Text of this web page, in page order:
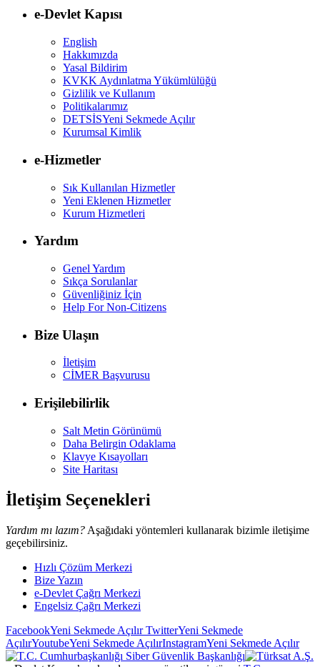
e-Devlet Kapısı
English
Hakkımızda
Yasal Bildirim
KVKK Aydınlatma Yükümlülüğü
Gizlilik ve Kullanım
Politikalarımız
DETSİSYeni Sekmede Açılır
Kurumsal Kimlik
e-Hizmetler
Sık Kullanılan Hizmetler
Yeni Eklenen Hizmetler
Kurum Hizmetleri
Yardım
Genel Yardım
Sıkça Sorulanlar
Güvenliğiniz İçin
Help For Non-Citizens
Bize Ulaşın
İletişim
CİMER Başvurusu
Erişilebilirlik
Salt Metin Görünümü
Daha Belirgin Odaklama
Klavye Kısayolları
Site Haritası
İletişim Seçenekleri
Yardım mı lazım? Aşağıdaki yöntemleri kullanarak bizimle iletişime
geçebilirsiniz.
Hızlı Çözüm Merkezi
Bize Yazın
e-Devlet Çağrı Merkezi
Engelsiz Çağrı Merkezi
FacebookYeni Sekmede AçılırTwitterYeni Sekmede
AçılırYoutubeYeni Sekmede AçılırInstagramYeni Sekmede Açılır